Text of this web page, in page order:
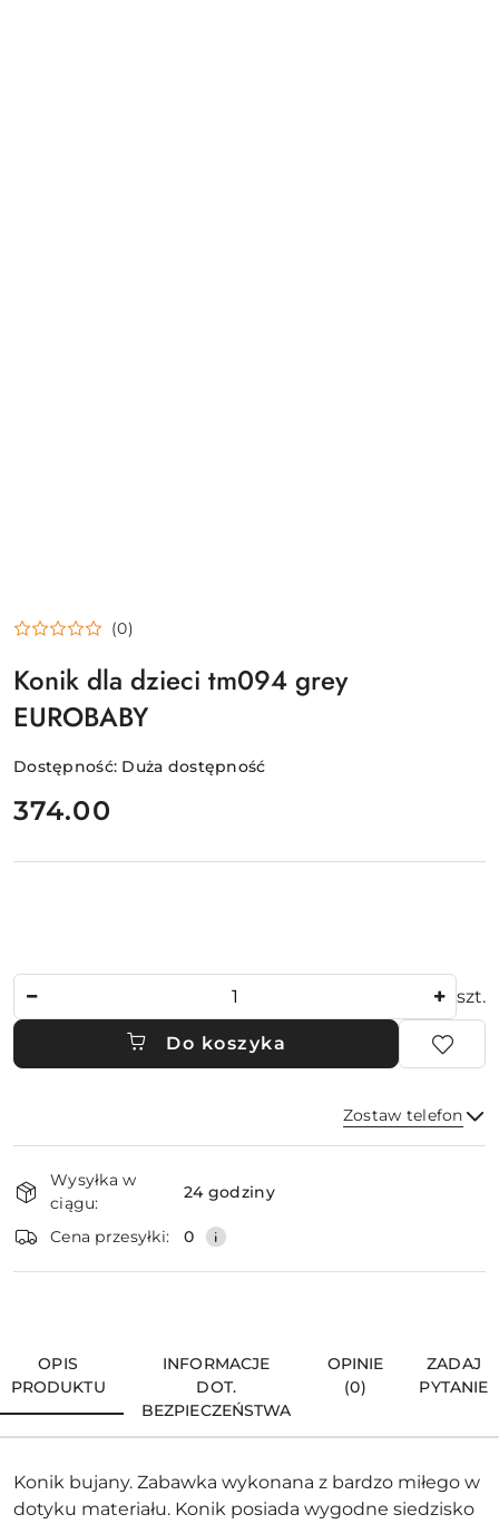
(0)
Konik dla dzieci tm094 grey
EUROBABY
Dostępność: Duża dostępność
cena:
374.00
szt.
Do koszyka
Zostaw telefon
i
dostawa
Wysyłka w
ciągu:
24 godziny
Cena przesyłki: 0
OPIS
PRODUKTU
INFORMACJE
DOT.
BEZPIECZEŃSTWA
OPINIE
(0)
ZADAJ
PYTANIE
Konik bujany. Zabawka wykonana z bardzo miłego w
dotyku materiału. Konik posiada wygodne siedzisko